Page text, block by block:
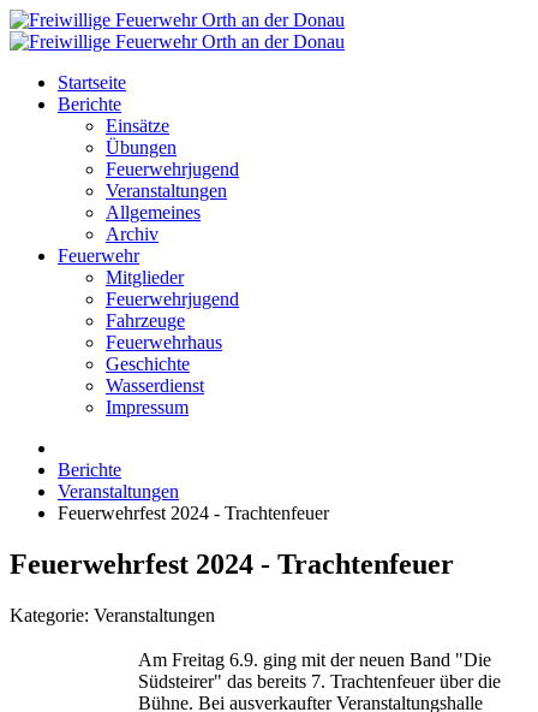
Startseite
Berichte
Einsätze
Übungen
Feuerwehrjugend
Veranstaltungen
Allgemeines
Archiv
Feuerwehr
Mitglieder
Feuerwehrjugend
Fahrzeuge
Feuerwehrhaus
Geschichte
Wasserdienst
Impressum
Berichte
Veranstaltungen
Feuerwehrfest 2024 - Trachtenfeuer
Feuerwehrfest 2024 - Trachtenfeuer
Kategorie: Veranstaltungen
Am Freitag 6.9. ging mit der neuen Band "Die
Südsteirer" das bereits 7. Trachtenfeuer über die
Bühne. Bei ausverkaufter Veranstaltungshalle